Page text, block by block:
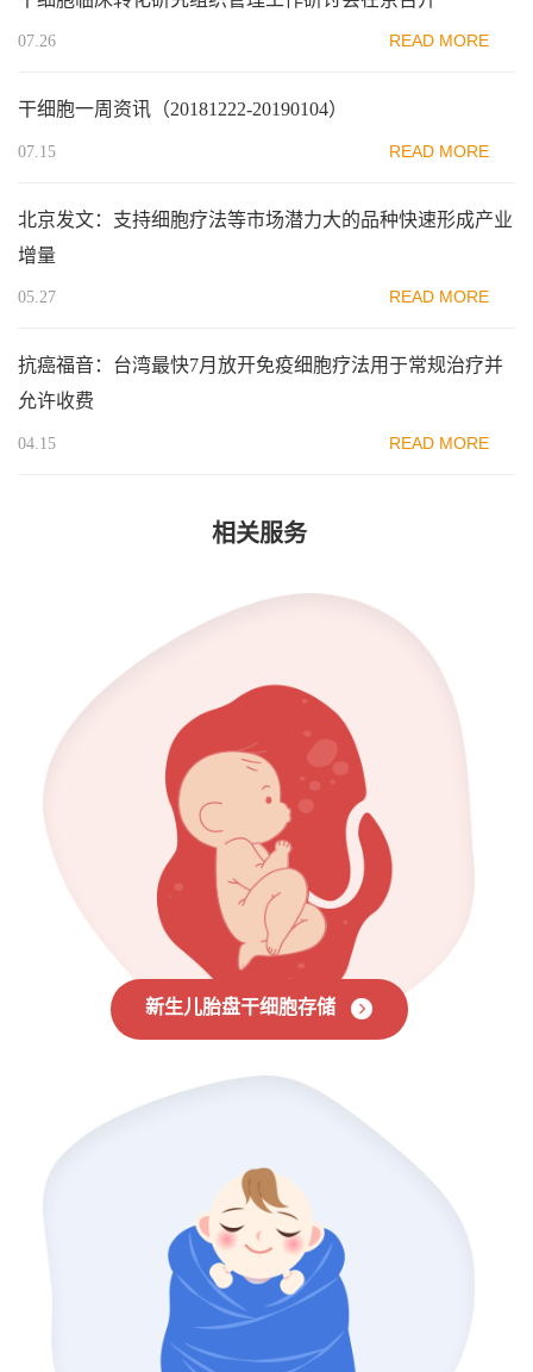
07.26 READ MORE
干细胞一周资讯（20181222-20190104）
07.15 READ MORE
北京发文：支持细胞疗法等市场潜力大的品种快速形成产业
增量
05.27 READ MORE
抗癌福音：台湾最快7月放开免疫细胞疗法用于常规治疗并
允许收费
04.15 READ MORE
相关服务
新生儿胎盘干细胞存储